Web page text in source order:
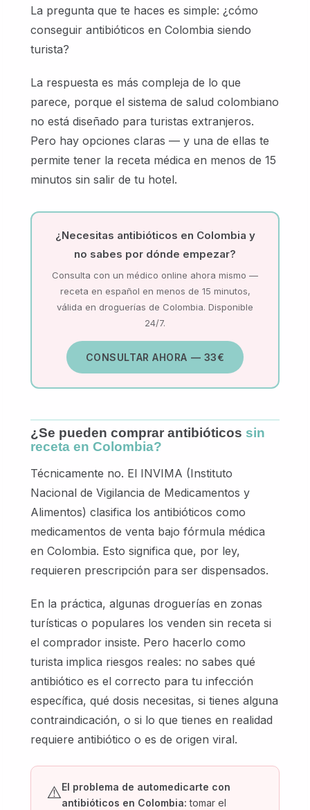
La pregunta que te haces es simple: ¿cómo
conseguir antibióticos en Colombia siendo
turista?
La respuesta es más compleja de lo que
parece, porque el sistema de salud colombiano
no está diseñado para turistas extranjeros.
Pero hay opciones claras — y una de ellas te
permite tener la receta médica en menos de 15
minutos sin salir de tu hotel.
¿Necesitas antibióticos en Colombia y
no sabes por dónde empezar?
Consulta con un médico online ahora mismo —
receta en español en menos de 15 minutos,
válida en droguerías de Colombia. Disponible
24/7.
CONSULTAR AHORA — 33€
¿Se pueden comprar antibióticos sin
receta en Colombia?
Técnicamente no. El INVIMA (Instituto
Nacional de Vigilancia de Medicamentos y
Alimentos) clasifica los antibióticos como
medicamentos de venta bajo fórmula médica
en Colombia. Esto significa que, por ley,
requieren prescripción para ser dispensados.
En la práctica, algunas droguerías en zonas
turísticas o populares los venden sin receta si
el comprador insiste. Pero hacerlo como
turista implica riesgos reales: no sabes qué
antibiótico es el correcto para tu infección
específica, qué dosis necesitas, si tienes alguna
contraindicación, o si lo que tienes en realidad
requiere antibiótico o es de origen viral.
⚠️El problema de automedicarte con
antibióticos en Colombia: tomar el